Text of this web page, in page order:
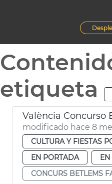
etiqueta
València Concurso
modificado hace 8
CULTURA Y FIESTAS
EN PORTADA
CONCURS BETLEMS